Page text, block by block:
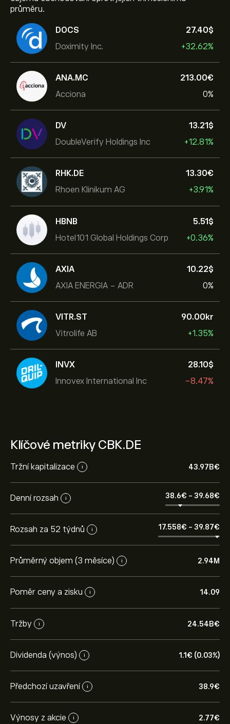
průměru.
DOCS
Doximity Inc.
27.40‎$‎
+32.62%
ANA.MC
Acciona
213.00‎€‎
0%
DV
DoubleVerify Holdings Inc
13.21‎$‎
+12.81%
RHK.DE
Rhoen Klinikum AG
13.30‎€‎
+3.91%
HBNB
Hotel101 Global Holdings Corp
5.51‎$‎
+0.36%
AXIA
AXIA ENERGIA - ADR
10.22‎$‎
0%
VITR.ST
Vitrolife AB
90.00‎kr‎
+1.35%
INVX
Innovex International Inc
28.10‎$‎
-8.47%
Klíčové metriky CBK.DE
Tržní kapitalizace i 43.97B‎€‎
Denní rozsah i 38.6‎€‎ - 39.68‎€‎
Rozsah za 52 týdnů i 17.558‎€‎ - 39.87‎€‎
Průměrný objem (3 měsíce) i 2.94M
Poměr ceny a zisku i 14.09
Tržby i 24.54B‎€‎
Dividenda (výnos) i 1.1‎€‎ (0.03%)
Předchozí uzavření i 38.9‎€‎
Výnosy z akcie i 2.77‎€‎